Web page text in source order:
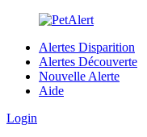
Alertes Disparition
Alertes Découverte
Nouvelle Alerte
Aide
Login